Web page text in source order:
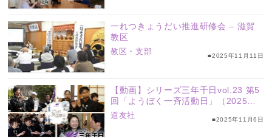
一れつきょうだい推進研修会 – 滋賀
教区
教区・支部
■2025年11月11日
【動画】シリーズ三年千日vol.23 第5
回「ようぼく一斉活動日」（2025年
11月1日、2日）
道友社 ■2025年11月6日